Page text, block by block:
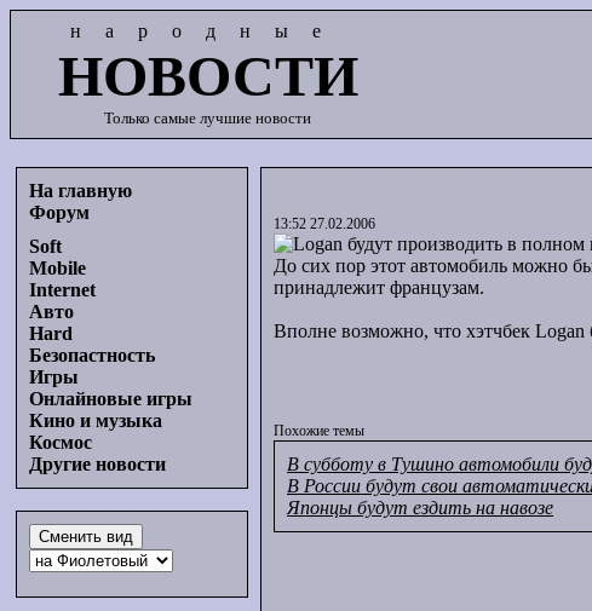
народные
НОВОСТИ
Только самые лучшие новости
На главную
Форум
Soft
Mobile
Internet
Авто
Hard
Безопастность
Игры
Онлайновые игры
Кино и музыка
Космос
Другие новости
13:52 27.02.2006
До сих пор этот автомобиль можно
принадлежит французам.
Вполне возможно, что хэтчбек Logan
Похожие темы
В субботу в Тушино автомобили
В России будут свои
Японцы будут ездить на навозе